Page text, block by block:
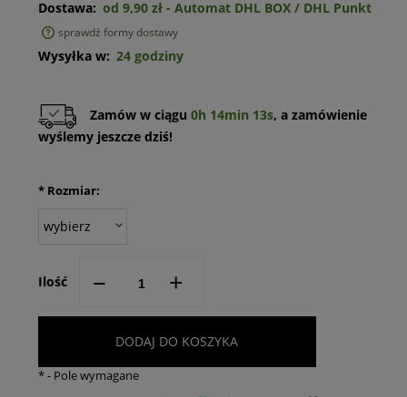
Dostawa: od 9,90 zł - Automat DHL BOX / DHL Punkt
sprawdź formy dostawy
Wysyłka w: 24 godziny
Zamów w ciągu 0h 14min 13s, a zamówienie
wyślemy jeszcze dziś!
*Rozmiar:
Ilość -- +
DODAJ DO KOSZYKA
*- Pole wymagane